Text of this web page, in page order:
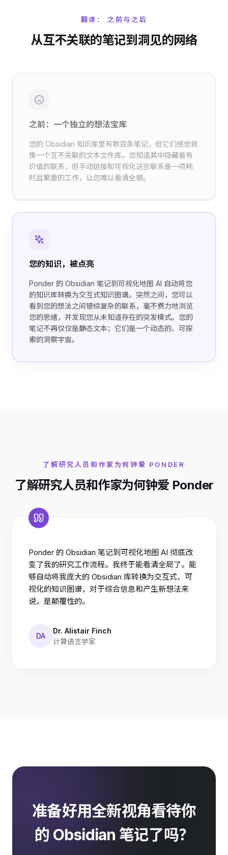
翻译： 之前与之后
从互不关联的笔记到洞见的网络
之前：一个独立的想法宝库
您的 Obsidian 知识库里有数百条笔记，但它们感觉就
像一个互不关联的文本文件库。您知道其中隐藏着有
价值的联系，但手动链接和可视化这些联系是一项耗
时且繁重的工作，让您难以看清全貌。
您的知识，被点亮
Ponder 的 Obsidian 笔记到可视化地图 AI 自动将您
的知识库转换为交互式知识图谱。突然之间，您可以
看到您的想法之间错综复杂的联系，毫不费力地浏览
您的思绪，并发现您从未知道存在的突发模式。您的
笔记不再仅仅是静态文本；它们是一个动态的、可探
索的洞察宇宙。
了解研究人员和作家为何钟爱 PONDER
了解研究人员和作家为何钟爱 Ponder
Ponder 的 Obsidian 笔记到可视化地图 AI 彻底改
变了我的研究工作流程。我终于能看清全局了。能
够自动将我庞大的 Obsidian 库转换为交互式、可
视化的知识图谱，对于综合信息和产生新想法来
说，是颠覆性的。
DA
Dr. Alistair Finch
计算语言学家
准备好用全新视角看待你
的 Obsidian 笔记了吗？